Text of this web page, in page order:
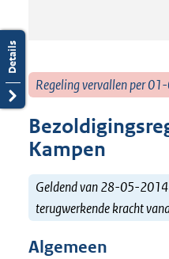
Regeling vervallen per
Kampen
Geldend van 28-05-
terugwerkende kracht
Algemeen